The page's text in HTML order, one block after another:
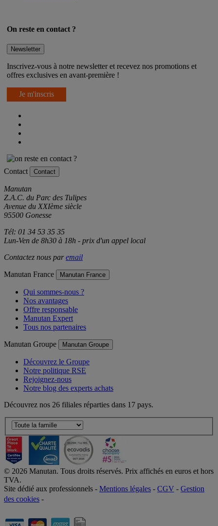
On reste en contact ?
Newsletter
Inscrivez-vous à notre newsletter et recevez nos promotions et
offres exclusives en avant-première !
Je m'inscris
Contact Contact
Manutan
Z.A.C. du Parc des Tulipes
Avenue du XXIème siècle
95500 Gonesse
Tél: 01 34 53 35 35
Lun-Ven de 8h30 à 18h - prix d'un appel local
Contactez nous paremail
Manutan France Manutan France
Qui sommes-nous ?
Nos avantages
Offre responsable
Manutan Expert
Tous nos partenaires
Manutan Groupe Manutan Groupe
Découvrez le Groupe
Notre politique RSE
Rejoignez-nous
Notre blog des experts achats
Découvrez nos 26 filiales réparties dans 17 pays.
© 2026 Manutan. Tous droits réservés. Prix affichés en euros et hors
TVA.
Site dédié aux professionnels - Mentions légales - CGV - Gestion
des cookies -